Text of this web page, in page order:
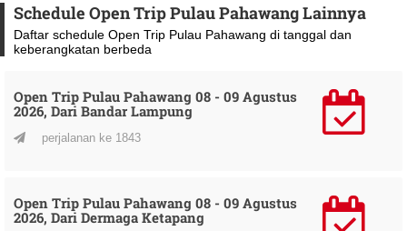
Schedule Open Trip Pulau Pahawang Lainnya
Daftar schedule Open Trip Pulau Pahawang di tanggal dan
keberangkatan berbeda
Open Trip Pulau Pahawang 08 - 09 Agustus
2026, Dari Bandar Lampung
perjalanan ke 1843
Open Trip Pulau Pahawang 08 - 09 Agustus
2026, Dari Dermaga Ketapang